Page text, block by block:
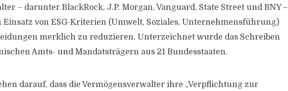
– darunter BlackRock, J.P. Morgan, Vanguard, State Street und BNY –
Einsatz von ESG-Kriterien (Umwelt, Soziales, Unternehmensführung)
merklich zu reduzieren. Unterzeichnet wurde das Schreiben
Amts- und Mandatsträgern aus 21 Bundesstaaten.
darauf, dass die Vermögensverwalter ihre „Verpflichtung zur